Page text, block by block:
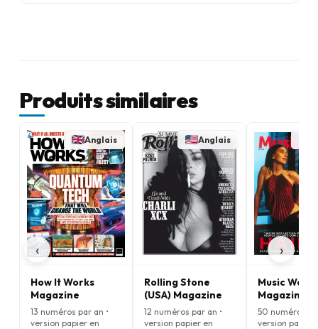
Produits similaires
‹
Anglais
How It Works
Magazine
13 numéros par an •
version papier en
Anglais
Rolling Stone
(USA) Magazine
12 numéros par an •
version papier en
Music Week
Magazine
50 numéros
version papier
›